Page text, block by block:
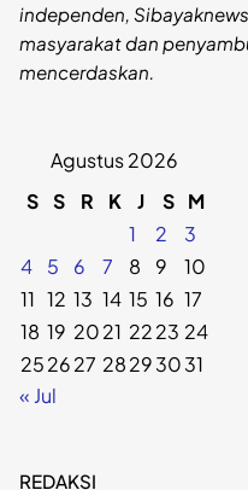
independen,
masyarakat dan
mencerdaskan.
Agustus 2026
S S R K J S M
1
2
3
4
5 6 7 8 9
10
11 12 13 14 15 16 17
18 19 2021 2223 24
252627 28293031
« Jul
REDAKSI